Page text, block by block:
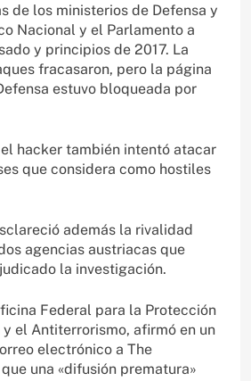
de los ministerios de Defensa y
Nacional y el Parlamento a
y principios de 2017. La
fracasaron, pero la página
estuvo bloqueada por
hacker también intentó atacar
que considera como hostiles
además la rivalidad
agencias austriacas que
la investigación.
Federal para la Protección
el Antiterrorismo, afirmó en un
electrónico a The
una «difusión prematura»